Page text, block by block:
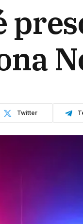
Twitter